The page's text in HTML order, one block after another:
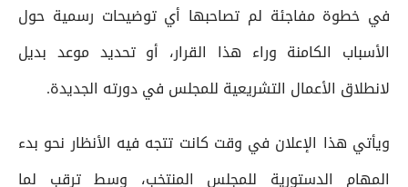
في خطوة مفاجئة لم تصاحبها أي توضيحات رسمية حول
الأسباب الكامنة وراء هذا القرار، أو تحديد موعد بديل
لانطلاق الأعمال التشريعية للمجلس في دورته الجديدة.
ويأتي هذا الإعلان في وقت كانت تتجه فيه الأنظار نحو بدء
المهام الدستورية للمجلس المنتخب، وسط ترقب لما